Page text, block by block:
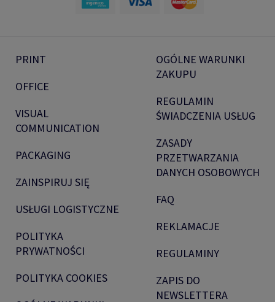
PRINT
OFFICE
VISUAL
COMMUNICATION
PACKAGING
ZAINSPIRUJ SIĘ
USŁUGI LOGISTYCZNE
POLITYKA
PRYWATNOŚCI
POLITYKA COOKIES
OGÓLNE WARUNKI
ZAKUPU
REGULAMIN
ŚWIADCZENIA USŁUG
ZASADY
PRZETWARZANIA
DANYCH OSOBOWYCH
FAQ
REKLAMACJE
REGULAMINY
ZAPIS DO
NEWSLETTERA